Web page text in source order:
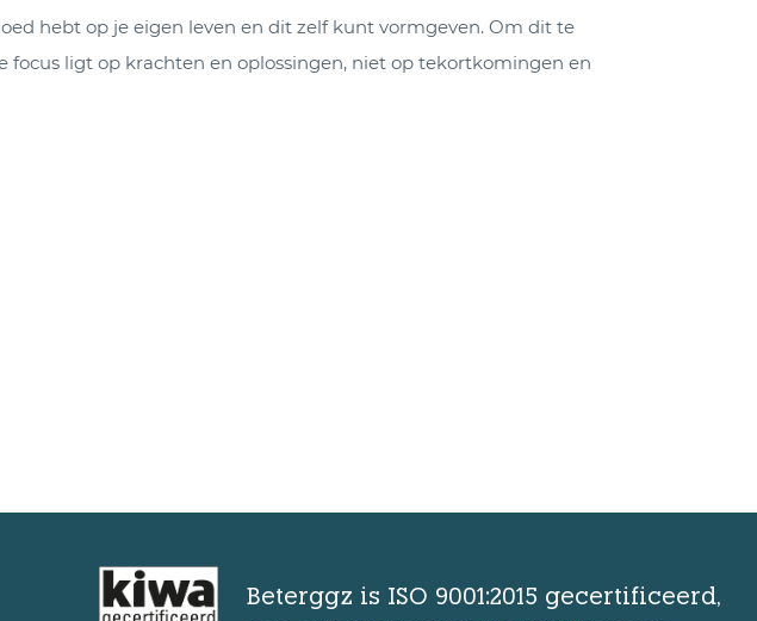
hebt op je eigen leven en dit zelf kunt vormgeven. Om dit te
ligt op krachten en oplossingen, niet op tekortkomingen en
Beterggz is ISO 9001:2015 gecertificeerd,